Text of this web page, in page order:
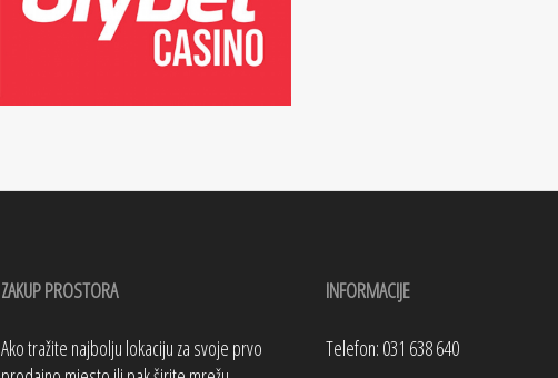
ZAKUP PROSTORA
Ako tražite najbolju lokaciju za svoje prvo
INFORMACIJE
Telefon: 031 638 640